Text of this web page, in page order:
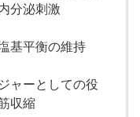
分泌刺激
基平衡の維持
ャーとしての役
収縮